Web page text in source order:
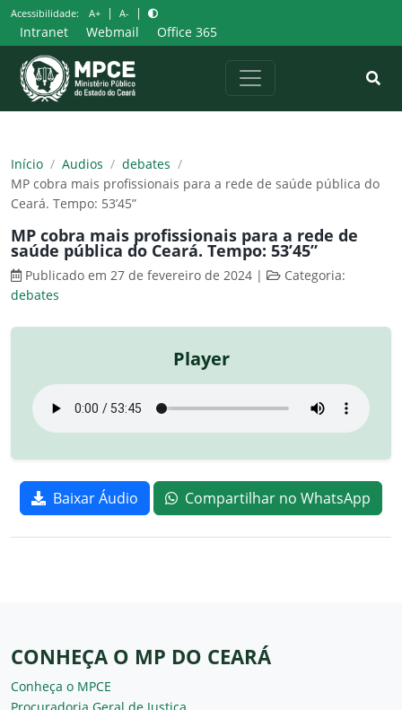
Pular
para
o
conteúdo
Acessibilidade: A+ | A- |
Intranet Webmail Office 365
Início / Audios / debates /
MP cobra mais profissionais para a rede de saúde pública do
Ceará. Tempo: 53’45”
MP cobra mais profissionais para a rede de
saúde pública do Ceará. Tempo: 53’45”
Publicado em 27 de fevereiro de 2024 |
Categoria:
debates
Player
Baixar Áudio Compartilhar no WhatsApp
CONHEÇA O MP DO CEARÁ
Conheça o MPCE